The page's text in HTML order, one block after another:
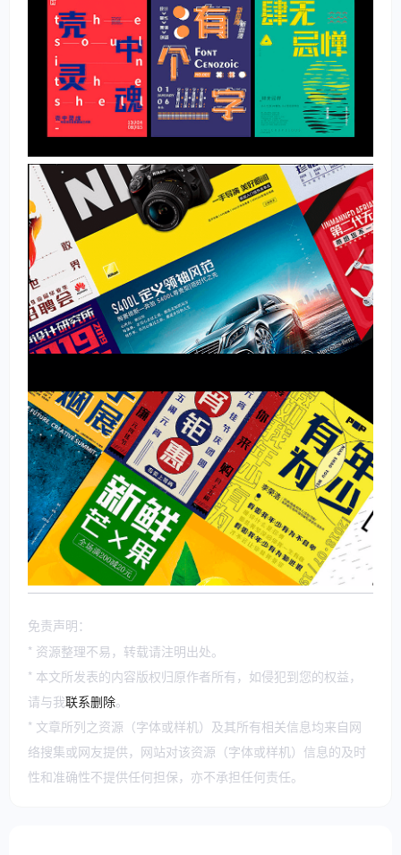
免责声明：
* 资源整理不易，转载请注明出处。
* 本文所发表的内容版权归原作者所有，如侵犯到您的权益，
请与我联系删除。
* 文章所列之资源（字体或样机）及其所有相关信息均来自网
络搜集或网友提供，网站对该资源（字体或样机）信息的及时
性和准确性不提供任何担保，亦不承担任何责任。